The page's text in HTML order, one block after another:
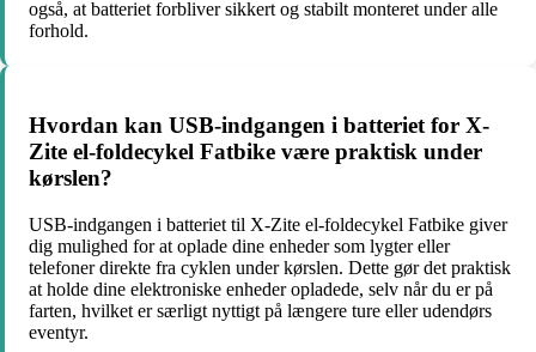
også, at batteriet forbliver sikkert og stabilt monteret under alle
forhold.
Hvordan kan USB-indgangen i batteriet for X-
Zite el-foldecykel Fatbike være praktisk under
kørslen?
USB-indgangen i batteriet til X-Zite el-foldecykel Fatbike giver
dig mulighed for at oplade dine enheder som lygter eller
telefoner direkte fra cyklen under kørslen. Dette gør det praktisk
at holde dine elektroniske enheder opladede, selv når du er på
farten, hvilket er særligt nyttigt på længere ture eller udendørs
eventyr.